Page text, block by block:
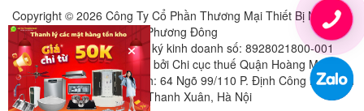
Copyright © 2026 Công Ty Cổ Phần Thương Mại Thiết Bị Nội Thất
Phương Đông
Giấy chứng nhận đăng ký kinh doanh số: 8928021800-001
Cấp ngày 18-07-2018 bởi Chi cục thuế Quận Hoàng Mai
Địa chỉ đăng ký trụ sở chính: 64 Ngõ 99/110 P. Định Công Hạ, Định
Công, Thanh Xuân, Hà Nội
×